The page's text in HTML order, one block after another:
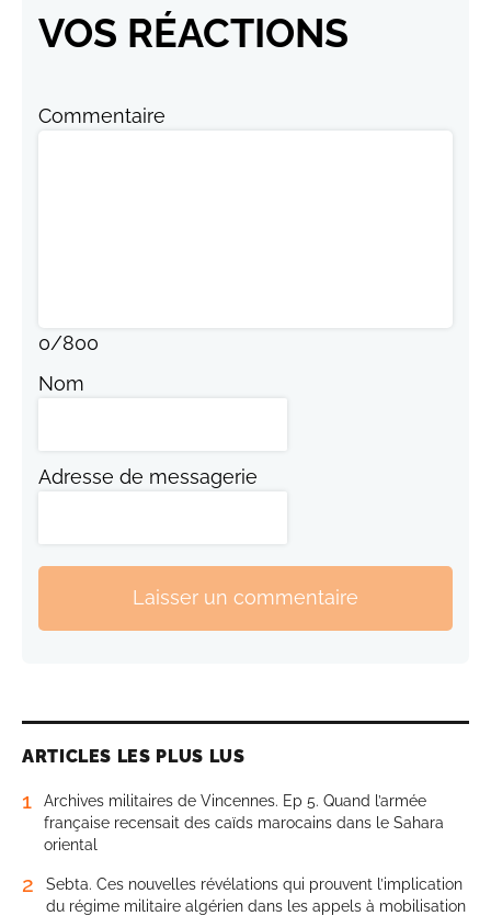
VOS RÉACTIONS
Commentaire
0/800
Nom
Adresse de messagerie
Laisser un commentaire
ARTICLES LES PLUS LUS
1
Archives militaires de Vincennes. Ep 5. Quand l’armée
française recensait des caïds marocains dans le Sahara
oriental
2
Sebta. Ces nouvelles révélations qui prouvent l’implication
du régime militaire algérien dans les appels à mobilisation